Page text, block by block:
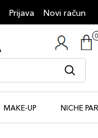
Prijava Novi račun
MAKE-UP NICHE